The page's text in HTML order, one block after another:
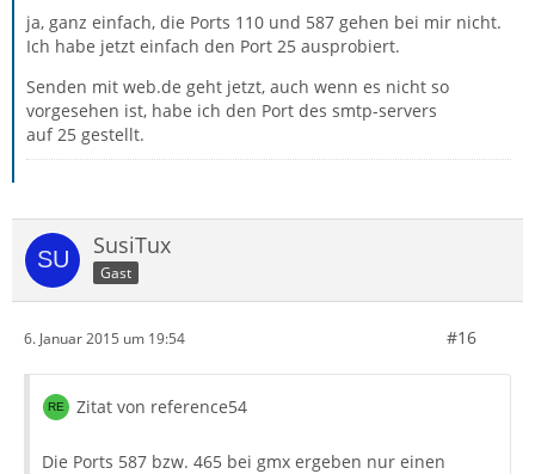
ja, ganz einfach, die Ports 110 und 587 gehen bei mir nicht.
Ich habe jetzt einfach den Port 25 ausprobiert.
Senden mit web.de geht jetzt, auch wenn es nicht so
vorgesehen ist, habe ich den Port des smtp-servers
auf 25 gestellt.
SusiTux
Gast
6. Januar 2015 um 19:54 #16
Zitat von reference54
Die Ports 587 bzw. 465 bei gmx ergeben nur einen